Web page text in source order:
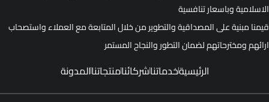
وباسعار تنافسية
مبنية على المصداقية والتطوير من خلال المتابعة مع العملاء واستصحاب
ومخترحاتهم لضمان التطور والنجاح المستمر
الرئيسيةخدماتناشركائنامنتجاتناالمدونة